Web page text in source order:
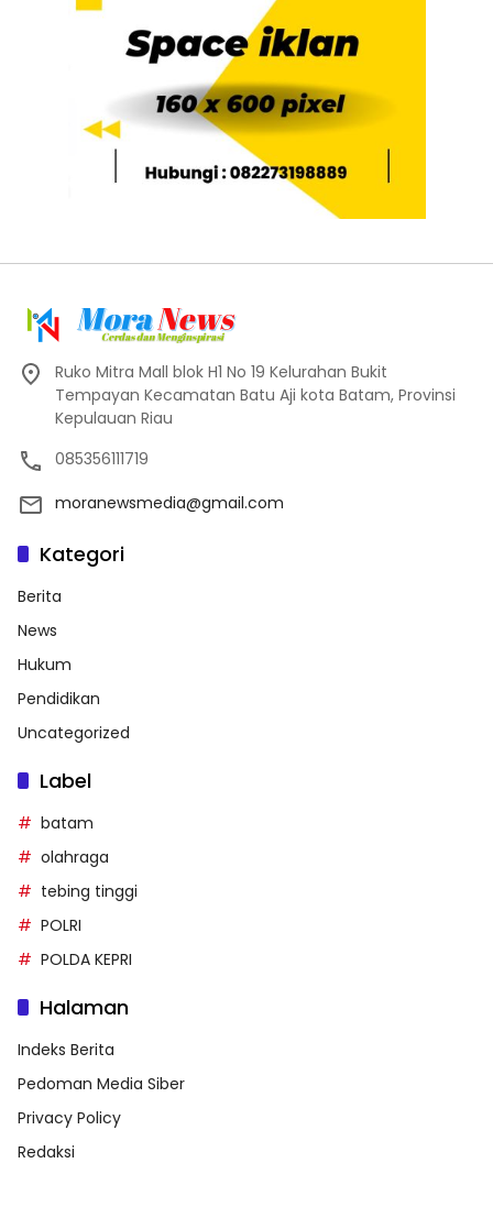
Ruko Mitra Mall blok H1 No 19 Kelurahan Bukit
Tempayan Kecamatan Batu Aji kota Batam, Provinsi
Kepulauan Riau
085356111719
moranewsmedia@gmail.com
Kategori
Berita
News
Hukum
Pendidikan
Uncategorized
Label
batam
olahraga
tebing tinggi
POLRI
POLDA KEPRI
Halaman
Indeks Berita
Pedoman Media Siber
Privacy Policy
Redaksi